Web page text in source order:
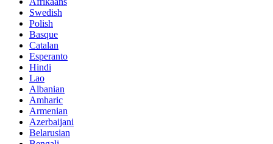
Swedish
Polish
Basque
Catalan
Esperanto
Hindi
Lao
Albanian
Amharic
Armenian
Azerbaijani
Belarusian